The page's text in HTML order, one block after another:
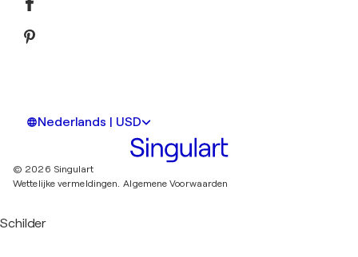
Nederlands | USD
© 2026 Singulart
Wettelijke vermeldingen. Algemene Voorwaarden
Schilder